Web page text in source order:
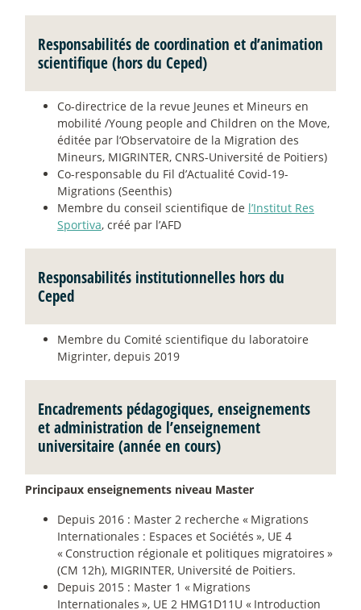
Responsabilités de coordination et d’animation
scientifique (hors du Ceped)
Co-directrice de la revue Jeunes et Mineurs en
mobilité /Young people and Children on the Move,
éditée par l‘Observatoire de la Migration des
Mineurs, MIGRINTER, CNRS-Université de Poitiers)
Co-responsable du Fil d’Actualité Covid-19-
Migrations (Seenthis)
Membre du conseil scientifique de l’Institut Res
Sportiva, créé par l’AFD
Responsabilités institutionnelles hors du
Ceped
Membre du Comité scientifique du laboratoire
Migrinter, depuis 2019
Encadrements pédagogiques, enseignements
et administration de l’enseignement
universitaire (année en cours)
Principaux enseignements niveau Master
­Depuis 2016 : Master 2 recherche « Migrations
Internationales : Espaces et Sociétés », UE 4
« Construction régionale et politiques migratoires »
(CM 12h), MIGRINTER, Université de Poitiers.
­Depuis 2015 : Master 1 « Migrations
Internationales », UE 2 HMG1D11U « Introduction